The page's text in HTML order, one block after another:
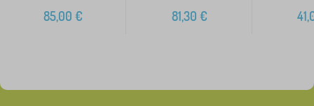
85,00 € 81,30 €